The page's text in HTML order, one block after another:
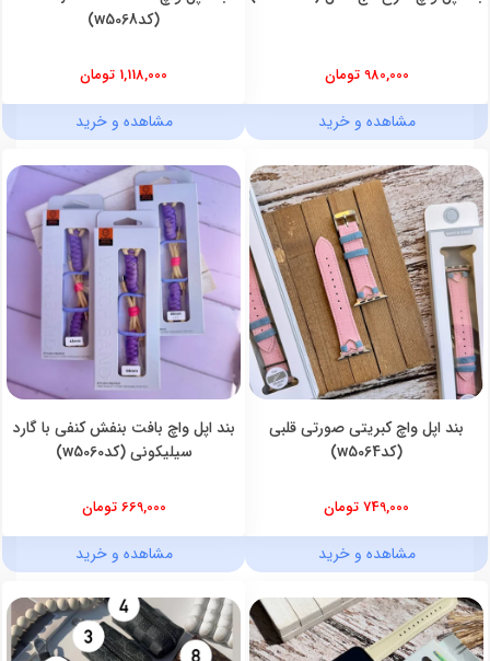
980,000 تومان
مشاهده و خرید
(کدw5068)
1,118,000 تومان
مشاهده و خرید
بند اپل واچ کبریتی صورتی قلبی
(کدw5064)
749,000 تومان
مشاهده و خرید
بند اپل واچ بافت بنفش کنفی با گارد
سیلیکونی (کدw5060)
669,000 تومان
مشاهده و خرید